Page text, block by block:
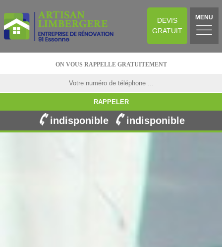
DEVIS
GRATUIT
MENU
ON VOUS RAPPELLE GRATUITEMENT
indisponible indisponible